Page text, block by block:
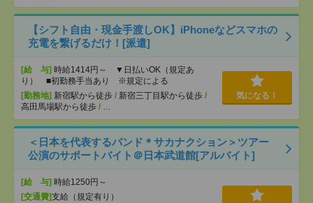
【シフト自由・現金手渡しOK】iPhoneなどスマホの
充電を繋げるだけ！[派遣]
[給 与] 時給1414円～ ▼日払いOK（規定あ
り） ■初勤務手当あり ※規定による
[勤務地] 新宿駅から徒歩 / 新宿三丁目駅から徒歩 /
高田馬場駅から徒歩 / …
気になる！
＜日本を代表するバンド＊サカナクション＞ツアー
公演のサポートバイト＠日本武道館[アルバイト]
[給 与] 時給1250円～
[交通費]支給（規定有り）